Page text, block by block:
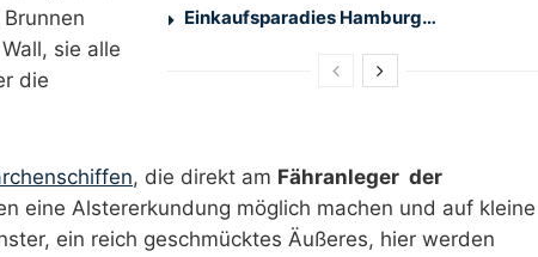
Einkaufsparadies Hamburg…
sie alle
die
, die direkt am Fähranleger der
eine Alstererkundung möglich machen und auf kleine
ein reich geschmücktes Äußeres, hier werden